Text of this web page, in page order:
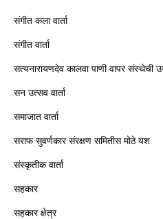
संगीत कला वार्ता
संगीत वार्ता
सत्यनारायणदेव कालवा पाणी वापर संस्थेची
सन उत्सव वार्ता
समाजात वार्ता
सराफ सुवर्णकार संरक्षण समितीस मोठे यश
संस्कृतीक वार्ता
सहकार
सहकार क्षेत्र